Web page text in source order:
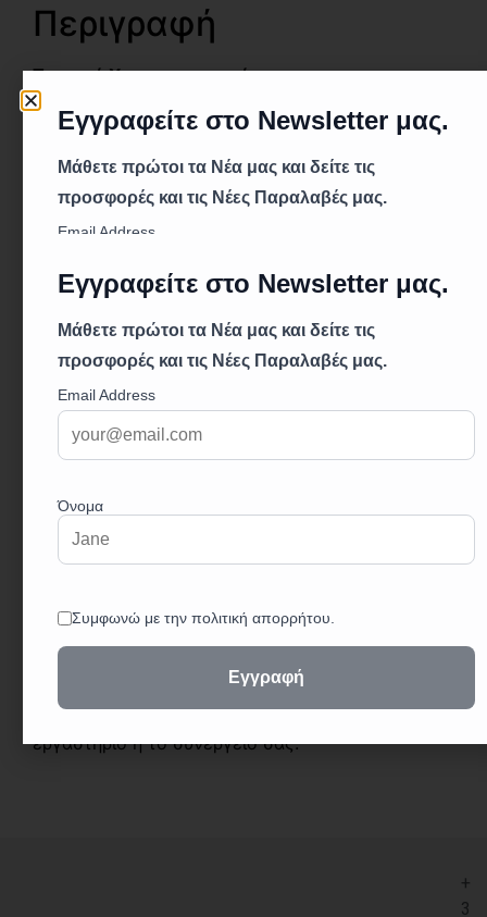
Περιγραφή
Τεχνικά Χαρακτηριστικά:
Κωδικός: (Παραλείφθηκε)
Μέγεθος: 24x26mm
Υλικό: Ατσάλι χρωμίου – βαναδίου
Περιγραφή:
Το MACO ΣΩΛΗΝΩΤΟ ΚΛΕΙΔΙ 24x26mm είναι
εργαλείο κατασκευασμένο από ατσάλι χρωμίου –
βαναδίου για μέγιστη διάρκεια ζωής και αντοχή.
Η σχεδίασή του επιτρέπει αποτελεσματική χρήση
Σημαντικά Χαρακτηριστικά:
Υλικό Κατασκευής: Ατσάλι χρωμίου – βαναδίου,
Μέγεθος: 24x26mm, ιδανικό για σωληνώσεις ή
βίδες αυτοκινήτου.
Εργονομική Λαβή: Η λαβή σχεδιάστηκε για άνετη
Κατάλληλο για Επαγγελματική Χρήση: Κατάλληλο
για χρήση σε επαγγελματικό περιβάλλον.
Επιλέξτε το MACO ΣΩΛΗΝΩΤΟ ΚΛΕΙΔΙ 24x26mm
εργαστήριο ή το συνεργείο σας.
+
3